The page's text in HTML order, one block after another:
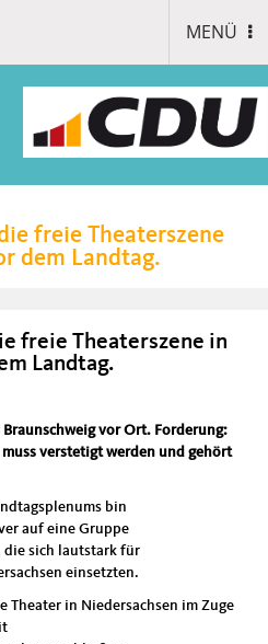
MENÜ
freie Theaterszene
dem Landtag.
freie Theaterszene in
Landtag.
Braunschweig vor Ort. Forderung:
verstetigt werden und gehört
bin
auf eine Gruppe
sich lautstark für
einsetzten.
Theater in Niedersachsen im Zuge